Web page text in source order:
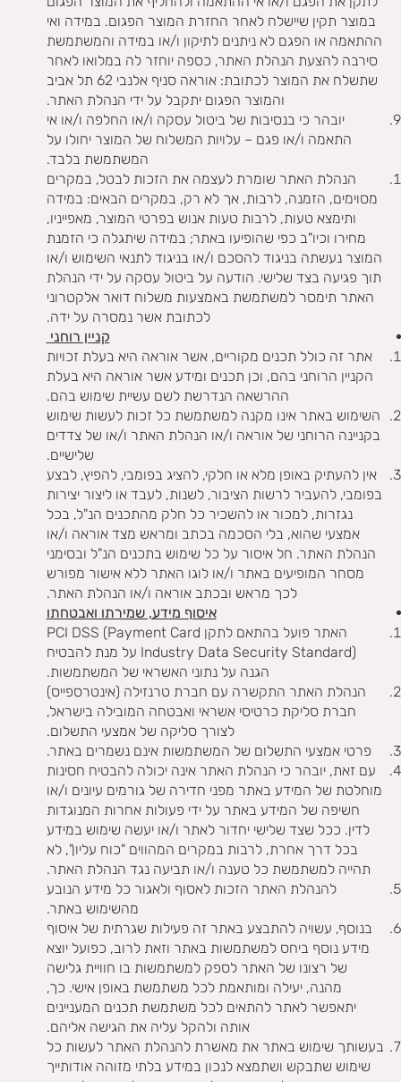
במוצר תקין שיישלח לאחר החזרת המוצר הפגום. במידה ואי
ההתאמה או הפגם לא ניתנים לתיקון ו/או במידה והמשתמשת
סירבה להצעת הנהלת האתר, כספה יוחזר לה במלואו לאחר
שתשלח את המוצר לכתובת: אוראה סניף אלנבי 62 תל אביב
והמוצר הפגום יתקבל על ידי הנהלת האתר.
יובהר כי בנסיבות של ביטול עסקה ו/או החלפה ו/או אי
התאמה ו/או פגם – עלויות המשלוח של המוצר יחולו על
המשתמשת בלבד.
הנהלת האתר שומרת לעצמה את הזכות לבטל, במקרים
מסוימים, הזמנה, לרבות, אך לא רק, במקרים הבאים: במידה
ותימצא טעות, לרבות טעות אנוש בפרטי המוצר, מאפייניו,
מחירו וכיו"ב כפי שהופיעו באתר; במידה שיתגלה כי הזמנת
המוצר נעשתה בניגוד להסכם ו/או בניגוד לתנאי השימוש ו/או
תוך פגיעה בצד שלישי. הודעה על ביטול עסקה על ידי הנהלת
האתר תימסר למשתמשת באמצעות משלוח דואר אלקטרוני
לכתובת אשר נמסרה על ידה.
קניין רוחני
אתר זה כולל תכנים מקוריים, אשר אוראה היא בעלת זכויות
הקניין הרוחני בהם, וכן תכנים ומידע אשר אוראה היא בעלת
ההרשאה הנדרשת לשם עשיית שימוש בהם.
השימוש באתר אינו מקנה למשתמשת כל זכות לעשות שימוש
בקניינה הרוחני של אוראה ו/או הנהלת האתר ו/או של צדדים
שלישיים.
אין להעתיק באופן מלא או חלקי, להציג בפומבי, להפיץ, לבצע
בפומבי, להעביר לרשות הציבור, לשנות, לעבד או ליצור יצירות
נגזרות, למכור או להשכיר כל חלק מהתכנים הנ"ל, בכל
אמצעי שהוא, בלי הסכמה בכתב ומראש מצד אוראה ו/או
הנהלת האתר. חל איסור על כל שימוש בתכנים הנ"ל ובסימני
מסחר המופיעים באתר ו/או לוגו האתר ללא אישור מפורש
לכך מראש ובכתב אוראה ו/או הנהלת האתר.
איסוף מידע, שמירתו ואבטחתו
האתר פועל בהתאם לתקן PCI DSS (Payment Card
Industry Data Security Standard) על מנת להבטיח
הגנה על נתוני האשראי של המשתמשות.
הנהלת האתר התקשרה עם חברת טרנזילה (אינטרספייס)
חברת סליקת כרטיסי אשראי ואבטחה המובילה בישראל,
לצורך סליקה של אמצעי התשלום.
פרטי אמצעי התשלום של המשתמשות אינם נשמרים באתר.
עם זאת, יובהר כי הנהלת האתר אינה יכולה להבטיח חסינות
מוחלטת של המידע באתר מפני חדירה של גורמים עיונים ו/או
חשיפה של המידע באתר על ידי פעולות אחרות המנוגדות
לדין. ככל שצד שלישי יחדור לאתר ו/או יעשה שימוש במידע
בכל דרך אחרת, לרבות במקרים המהווים "כוח עליון", לא
תהייה למשתמשת כל טענה ו/או תביעה נגד הנהלת האתר.
להנהלת האתר הזכות לאסוף ולאגור כל מידע הנובע
מהשימוש באתר.
בנוסף, עשויה להתבצע באתר זה פעילות שגרתית של איסוף
מידע נוסף ביחס למשתמשות באתר וזאת לרוב, כפועל יוצא
של רצונו של האתר לספק למשתמשות בו חוויית גלישה
מהנה, יעילה ומותאמת לכל משתמשת באופן אישי. כך,
יתאפשר לאתר להתאים לכל משתמשת תכנים המעניינים
אותה ולהקל עליה את הגישה אליהם.
בעשותך שימוש באתר את מאשרת להנהלת האתר לעשות כל
שימוש שתבקש ושתמצא לנכון במידע בלתי מזוהה אודותייך